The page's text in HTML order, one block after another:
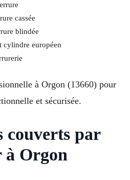
cassée
blindée
cylindre européen
à Orgon (13660) pour
et sécurisée.
couverts par
Orgon